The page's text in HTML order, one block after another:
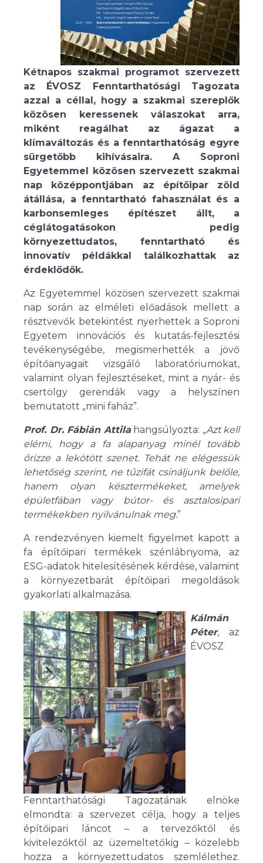
Kétnapos szakmai programot szervezett
az ÉVOSZ Fenntarthatósági Tagozata
azzal a céllal, hogy a szakmai szereplők
közösen keressenek válaszokat arra,
miként reagálhat az ágazat a
klímaváltozás és a fenntarthatóság egyre
sürgetőbb kihívásaira. A Soproni
Egyetemmel közösen szervezett szakmai
nap középpontjában az építőipar zöld
átállása, a fenntartható fahasználat és a
karbonsemleges építészet állt, a
céglátogatásokon pedig
környezettudatos, fenntartható és
innovatív példákkal találkozhattak az
érdeklődők.
Az Egyetemmel közösen szervezett szakmai
nap során az elméleti előadások mellett a
résztvevők betekintést nyerhettek a Soproni
Egyetem innovációs és kutatás-fejlesztési
tevékenységébe, megismerhették a jövő
építőanyagait vizsgáló laboratóriumokat,
valamint olyan fejlesztéseket, mint a nyár- és
csertölgy gerendák vagy a helyszínen
bemutatott „mini faház”.
Prof. Dr. Fábián Attilahangsúlyozta: „Azt kell
elérni, hogy a fa alapanyag minél tovább
őrizze a lekötött szenet. Tehát ne elégessük
lehetőség szerint, ne tűzifát csináljunk belőle,
hanem olyan késztermékeket, amelyek
épületfában vagy bútor- és asztalosipari
termékekben nyilvánulnak meg.”
A rendezvényen kiemelt figyelmet kapott a
fa építőipari termékek szénlábnyoma, az
ESG-adatok hitelesítésének kérdése, valamint
a környezetbarát építőipari megoldások
gyakorlati alkalmazása.
Kálmán
Péter, az
ÉVOSZ
Fenntarthatósági Tagozatának elnöke
elmondta: a szervezet célja, hogy a teljes
építőipari láncot – a tervezőktől és
kivitelezőktől az üzemeltetőkig – közelebb
hozza a környezettudatos szemlélethez.